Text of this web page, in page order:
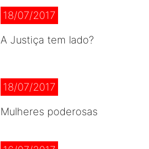
18/07/2017
A Justiça tem lado?
18/07/2017
Mulheres poderosas